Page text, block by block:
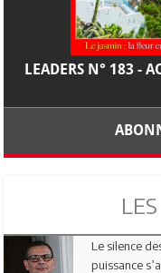
LEADERS N° 183 -
Le silence
puissance